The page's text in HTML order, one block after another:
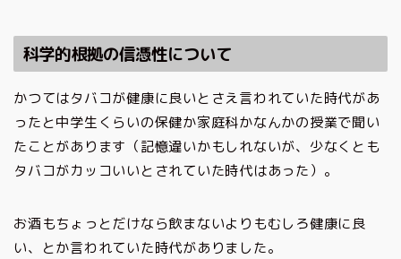
科学的根拠の信憑性について
かつてはタバコが健康に良いとさえ言われていた時代があ
ったと中学生くらいの保健か家庭科かなんかの授業で聞い
たことがあります（記憶違いかもしれないが、少なくとも
タバコがカッコいいとされていた時代はあった）。
お酒もちょっとだけなら飲まないよりもむしろ健康に良
い、とか言われていた時代がありました。